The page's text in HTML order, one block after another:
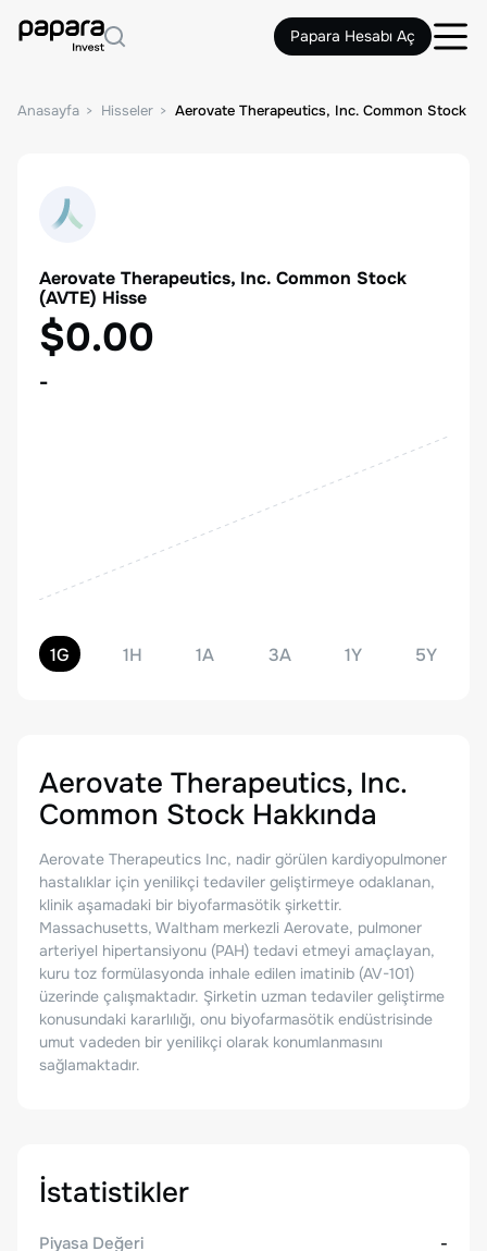
Papara Hesabı Aç
Anasayfa Hisseler Aerovate Therapeutics, Inc. Common Stock
Aerovate Therapeutics, Inc. Common Stock
(AVTE) Hisse
$0.00
-
1G 1H 1A 3A 1Y 5Y
Aerovate Therapeutics, Inc.
Common Stock Hakkında
Aerovate Therapeutics Inc, nadir görülen kardiyopulmoner
hastalıklar için yenilikçi tedaviler geliştirmeye odaklanan,
klinik aşamadaki bir biyofarmasötik şirkettir.
Massachusetts, Waltham merkezli Aerovate, pulmoner
arteriyel hipertansiyonu (PAH) tedavi etmeyi amaçlayan,
kuru toz formülasyonda inhale edilen imatinib (AV-101)
üzerinde çalışmaktadır. Şirketin uzman tedaviler geliştirme
konusundaki kararlılığı, onu biyofarmasötik endüstrisinde
umut vadeden bir yenilikçi olarak konumlanmasını
sağlamaktadır.
İstatistikler
Piyasa Değeri
-